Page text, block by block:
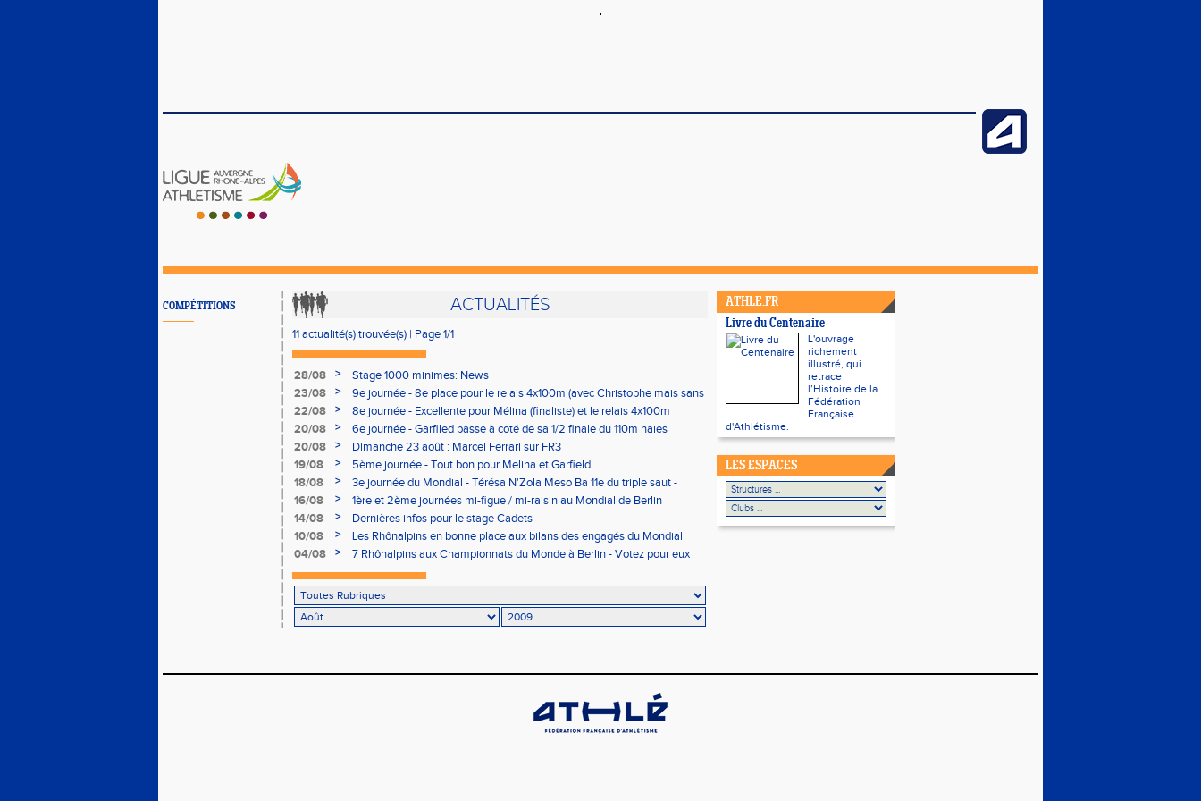
COMPÉTITIONS ACTUALITÉS
11 actualité(s) trouvée(s) | Page 1/1
28/08 >
Stage 1000 minimes: News
23/08
>
9e journée - 8e place pour le relais 4x100m (avec Christophe mais sans
P-Alexis)
22/08 >
8e journée - Excellente pour Mélina (finaliste) et le relais 4x100m
(finaliste aussi)
20/08 >
6e journée - Garfiled passe à coté de sa 1/2 finale du 110m haies
20/08
>
Dimanche 23 août : Marcel Ferrari sur FR3
19/08
>
5ème journée - Tout bon pour Melina et Garfield
18/08
>
3e journée du Mondial - Térésa N'Zola Meso Ba 11e du triple saut -
déçue !!
16/08 >
1ère et 2ème journées mi-figue / mi-raisin au Mondial de Berlin
14/08
>
Dernières infos pour le stage Cadets
10/08
>
Les Rhônalpins en bonne place aux bilans des engagés du Mondial
04/08
> 7 Rhônalpins aux Championnats du Monde à Berlin - Votez pour eux
ATHLE.FR
Livre du Centenaire
L'ouvrage
richement
illustré, qui
retrace
l’Histoire de la
Fédération
Française
d'Athlétisme.
LES ESPACES